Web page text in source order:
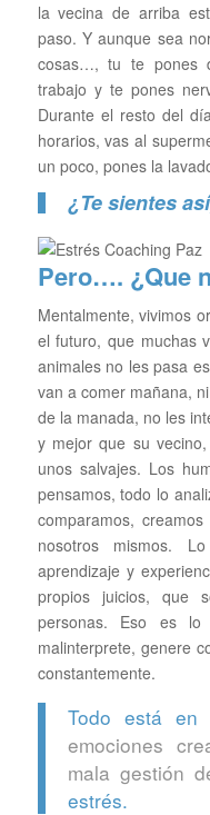
la vecina de arriba
paso. Y aunque sea
cosas…, tu te pones
trabajo y te pones
Durante el resto del
horarios, vas al
un poco, pones la
¿Te sientes
Pero…. ¿Que
Mentalmente, vivimos
el futuro, que muchas
animales no les pasa
van a comer mañana,
de la manada, no les
y mejor que su
unos salvajes. Los
pensamos, todo lo
comparamos,
nosotros mismos.
aprendizaje y
propios juicios, que
personas. Eso es
malinterprete, genere
constantemente.
Todo está en
emociones
mala gestión
estrés.